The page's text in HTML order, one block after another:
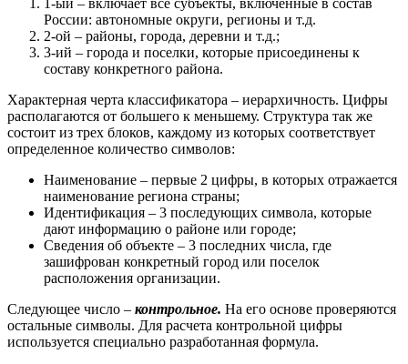
1-ый – включает все субъекты, включенные в состав
России: автономные округи, регионы и т.д.
2-ой – районы, города, деревни и т.д.;
3-ий – города и поселки, которые присоединены к
составу конкретного района.
Характерная черта классификатора – иерархичность. Цифры
располагаются от большего к меньшему. Структура так же
состоит из трех блоков, каждому из которых соответствует
определенное количество символов:
Наименование – первые 2 цифры, в которых отражается
наименование региона страны;
Идентификация – 3 последующих символа, которые
дают информацию о районе или городе;
Сведения об объекте – 3 последних числа, где
зашифрован конкретный город или поселок
расположения организации.
Следующее число – контрольное. На его основе проверяются
остальные символы. Для расчета контрольной цифры
используется специально разработанная формула.